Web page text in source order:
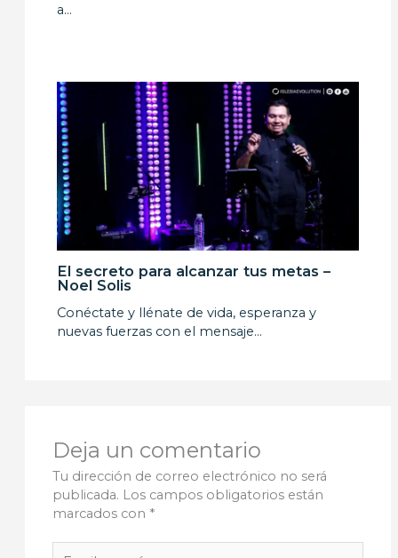
a…
El secreto para alcanzar tus metas –
Noel Solis
Conéctate y llénate de vida, esperanza y
nuevas fuerzas con el mensaje…
Deja un comentario
Tu dirección de correo electrónico no será
publicada. Los campos obligatorios están
marcados con *